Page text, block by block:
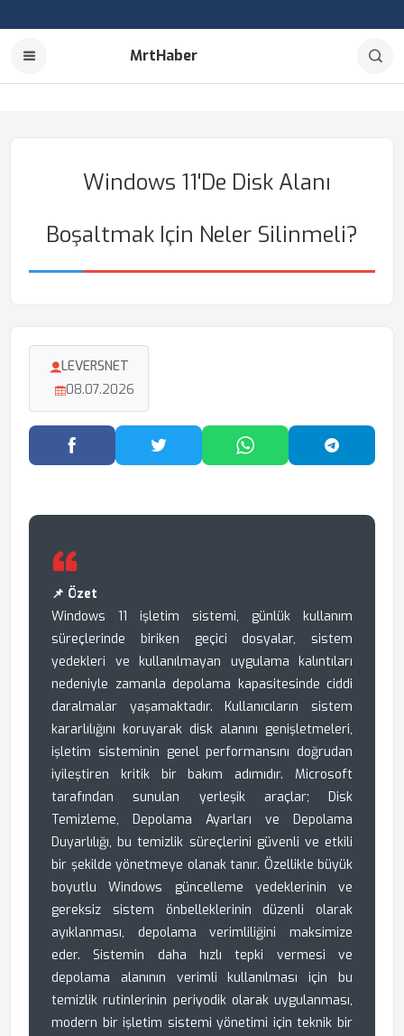
MrtHaber
Windows 11'de Disk Alanı
Boşaltmak Için Neler Silinmeli?
LEVERSNET
08.07.2026
Facebook'ta PaylaşTwitter'da PaylaşWhatsApp'ta Paylaş
📌 Özet
Windows 11 işletim sistemi, günlük kullanım
süreçlerinde biriken geçici dosyalar, sistem
yedekleri ve kullanılmayan uygulama kalıntıları
nedeniyle zamanla depolama kapasitesinde ciddi
daralmalar yaşamaktadır. Kullanıcıların sistem
kararlılığını koruyarak disk alanını genişletmeleri,
işletim sisteminin genel performansını doğrudan
iyileştiren kritik bir bakım adımıdır. Microsoft
tarafından sunulan yerleşik araçlar; Disk
Temizleme, Depolama Ayarları ve Depolama
Duyarlılığı, bu temizlik süreçlerini güvenli ve etkili
bir şekilde yönetmeye olanak tanır. Özellikle büyük
boyutlu Windows güncelleme yedeklerinin ve
gereksiz sistem önbelleklerinin düzenli olarak
ayıklanması, depolama verimliliğini maksimize
eder. Sistemin daha hızlı tepki vermesi ve
depolama alanının verimli kullanılması için bu
temizlik rutinlerinin periyodik olarak uygulanması,
modern bir işletim sistemi yönetimi için teknik bir